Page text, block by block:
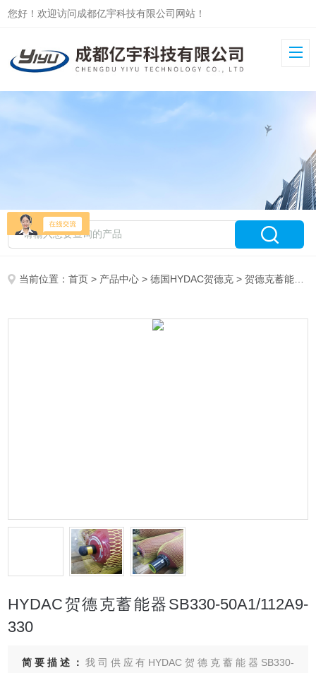
您好！欢迎访问成都亿宇科技有限公司网站！
当前位置：首页 > 产品中心 >德国HYDAC贺德克 >贺德克蓄能器SB330
HYDAC贺德克蓄能器SB330-50A1/112A9-
330
简要描述： 我司供应有HYDAC贺德克蓄能器SB330-